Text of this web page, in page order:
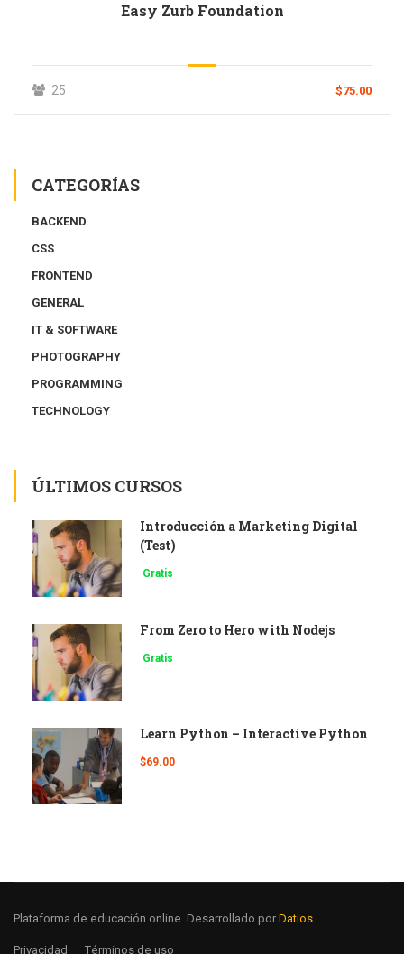
Easy Zurb Foundation
25 $75.00
CATEGORÍAS
BACKEND
CSS
FRONTEND
GENERAL
IT & SOFTWARE
PHOTOGRAPHY
PROGRAMMING
TECHNOLOGY
ÚLTIMOS CURSOS
Introducción a Marketing Digital
(Test)
Gratis
From Zero to Hero with Nodejs
Gratis
Learn Python – Interactive Python
$69.00
Plataforma de educación online. Desarrollado por Datios.
Privacidad Términos de uso